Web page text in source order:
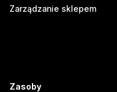
Zarządzanie sklepem
Zasoby